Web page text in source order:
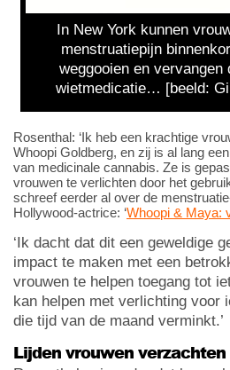
In New York kunnen
menstruatiepijn
weggooien en vervangen
wietmedicatie… [beeld:
Rosenthal: ‘Ik heb een krachtige
Whoopi Goldberg, en zij is al lang
van medicinale cannabis. Ze is
vrouwen te verlichten door het
schreef eerder al over de
Hollywood-actrice: ‘Whoopi & Maya:
‘Ik dacht dat dit een geweldige
impact te maken met een
vrouwen te helpen toegang tot
kan helpen met verlichting voor
die tijd van de maand verminkt.’
Lijden vrouwen verzachten